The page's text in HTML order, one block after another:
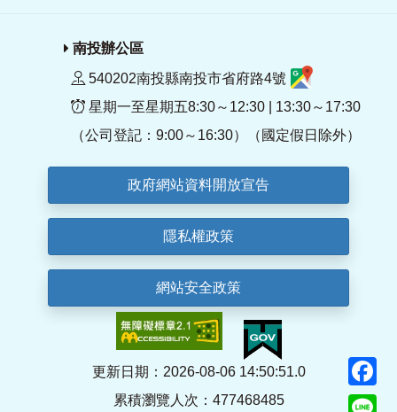
南投辦公區
540202南投縣南投市省府路4號
星期一至星期五8:30～12:30 | 13:30～17:30
（公司登記：9:00～16:30）（國定假日除外）
政府網站資料開放宣告
隱私權政策
網站安全政策
更新日期：2026-08-06 14:50:51.0
累積瀏覽人次：477468485